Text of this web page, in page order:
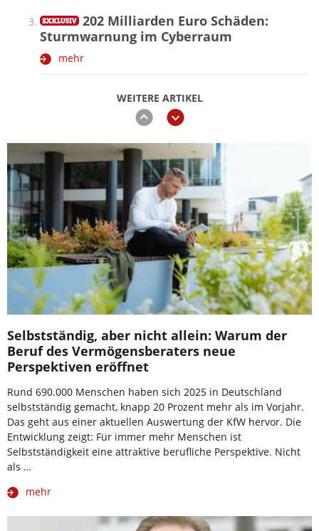
WEITERE ARTIKEL
zurückweiter
202 Milliarden Euro Schäden:
Sturmwarnung im Cyberraum
mehr
Selbstständig, aber nicht allein: Warum der
Beruf des Vermögensberaters neue
Perspektiven eröffnet
Rund 690.000 Menschen haben sich 2025 in Deutschland
selbstständig gemacht, knapp 20 Prozent mehr als im Vorjahr.
Das geht aus einer aktuellen Auswertung der KfW hervor. Die
Entwicklung zeigt: Für immer mehr Menschen ist
Selbstständigkeit eine attraktive berufliche Perspektive. Nicht
als …
mehr